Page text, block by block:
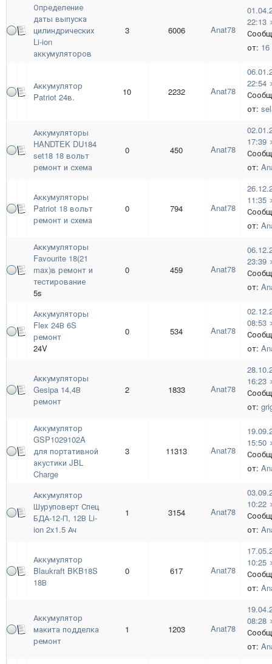
Определение
даты выпуска
цилиндрических
Li-ion
аккумуляторов
3 6006 Anat78
22:13
от: 16
Аккумулятор
Patriot 24в.
10 2232 Anat78
22:54
от:
Аккумуляторы
HANDTEK DU184
set18 18 вольт
ремонт и схема
0 450 Anat78
17:39
от:
Аккумуляторы
Patriot 18 вольт
ремонт и схема
0 794 Anat78
11:35
от:
Аккумуляторы
Favourite 18(21
max)в ремонт и
тестирование
5s
0 459 Anat78
23:39
от:
Аккумуляторы
Flex 24В 6S
ремонт
24V
0 534 Anat78
08:53
от:
Аккумуляторы
Gesipa 14,4В
ремонт
2 1833 Anat78
16:23
от:
Аккумулятор
GSP1029102A
для портативной
акустики JBL
Charge
3 11313 Anat78
15:50
от:
Аккумулятор
Шуруповерт Спец
БДА-12-П, 12В Li-
ion 2x1.5 Ач
1 3154 Anat78
10:22
от:
Аккумулятор
Blaukraft BKB18S
18В
0 617 Anat78
10:25
от:
Аккумулятор
макита подделка
ремонт
1 1203 Anat78
08:28
от: